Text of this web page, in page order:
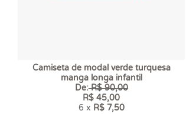
Camiseta de modal verde turquesa
manga longa infantil
De:R$ 90,00
R$ 45,00
6 x R$ 7,50